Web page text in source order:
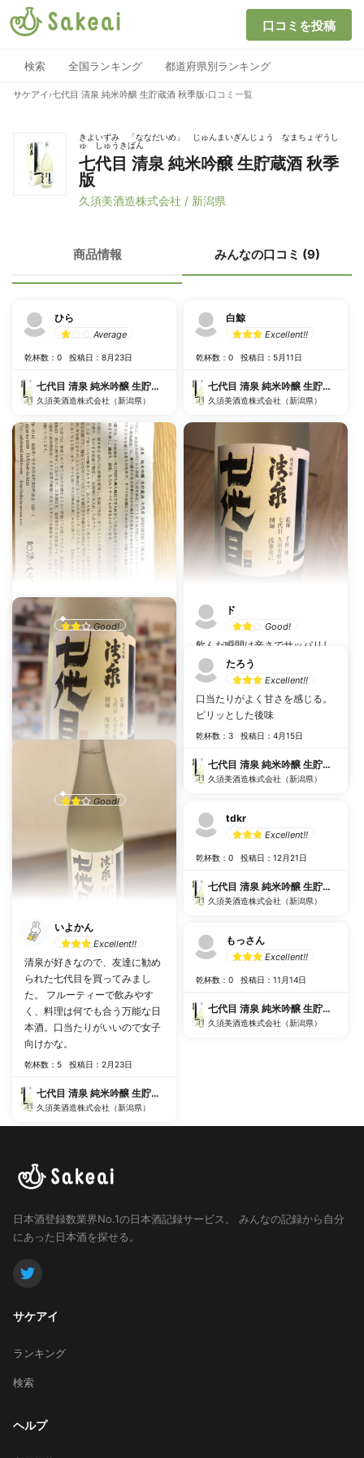
口コミを投稿
検索 全国ランキング 都道府県別ランキング
サケアイ ›七代目 清泉 純米吟醸 生貯蔵酒 秋季版›口コミ一覧
きよいずみ 「ななだいめ」 じゅんまいぎんじょう なまちょぞうし
ゅ しゅうきばん
七代目 清泉 純米吟醸 生貯蔵酒 秋季
版
久須美酒造株式会社 / 新潟県
商品情報 みんなの口コミ (9)
ひら
Average
乾杯数：0 投稿日：8月23日
七代目 清泉 純米吟醸 生貯蔵酒 秋季版
久須美酒造株式会社（新潟県）
白鯨
Excellent!!
乾杯数：0 投稿日：5月11日
七代目 清泉 純米吟醸 生貯蔵酒 秋季版
久須美酒造株式会社（新潟県）
Good!
いわきの酒のいとうで購入。 後
味スッキリ。
乾杯数：0 投稿日：5月5日
七代目 清泉 純米吟醸 生貯蔵酒 秋季版
久須美酒造株式会社（新潟県）
ド
Good!
飲んだ瞬間は辛さでサッパリし
ているが、 そのあとすぐに甘さ
とピリピリした舌触りが来る。
飽きずに料理と合わせて楽しめ
る。
乾杯数：4 投稿日：8月18日
久須美酒造株式会社（新潟県）
Hatguy :-)
Good!
投稿日：8月6日
七代目 清泉 純米吟醸 生貯蔵酒 秋季版
久須美酒造株式会社（新潟県）
たろう
Excellent!!
口当たりがよく甘さを感じる。
ピリッとした後味
乾杯数：3 投稿日：4月15日
七代目 清泉 純米吟醸 生貯蔵酒 秋季版
久須美酒造株式会社（新潟県）
いよかん
Excellent!!
清泉が好きなので、友達に勧め
られた七代目を買ってみまし
た。 フルーティーで飲みやす
く、料理は何でも合う万能な日
本酒。口当たりがいいので女子
向けかな。
乾杯数：5 投稿日：2月23日
七代目 清泉 純米吟醸 生貯蔵酒 秋季版
久須美酒造株式会社（新潟県）
tdkr
Excellent!!
乾杯数：0 投稿日：12月21日
七代目 清泉 純米吟醸 生貯蔵酒 秋季版
久須美酒造株式会社（新潟県）
もっさん
Excellent!!
乾杯数：0 投稿日：11月14日
七代目 清泉 純米吟醸 生貯蔵酒 秋季版
久須美酒造株式会社（新潟県）
日本酒登録数業界No.1の日本酒記録サービス。
みんなの記録から自分
にあった日本酒を探せる。
サケアイ
ランキング
検索
ヘルプ